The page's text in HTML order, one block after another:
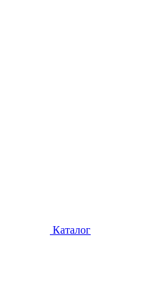
Каталог